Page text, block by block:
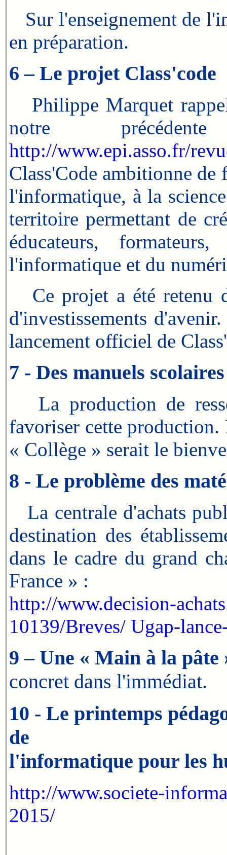
Sur l'enseignement de
en préparation.
6 – Le projet Class'code
Philippe Marquet
notre
http://www.epi.asso.fr/
Class'Code ambitionne
l'informatique, à la
territoire permettant de
éducateurs,
l'informatique et du
Ce projet a été retenu
d'investissements
lancement officiel de
7 - Des manuels
La production de
favoriser cette production.
« Collège » serait le
8 - Le problème des
La centrale d'achats
destination des
dans le cadre du grand
France » :
http://www.decision-
10139/Breves/ Ugap-
9 – Une « Main à la
concret dans l'immédiat.
10 - Le printemps
de
l'informatique pour les
http://www.societe-
2015/